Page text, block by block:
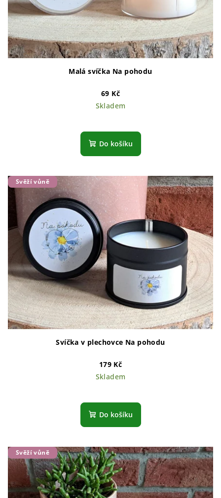
Malá svíčka Na pohodu
69 Kč
Skladem
Do košíku
Svěží vůně
Svíčka v plechovce Na pohodu
179 Kč
Skladem
Do košíku
Svěží vůně